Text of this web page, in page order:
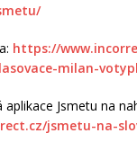
https://
milan-
Jsmetu na
jsmetu-na-